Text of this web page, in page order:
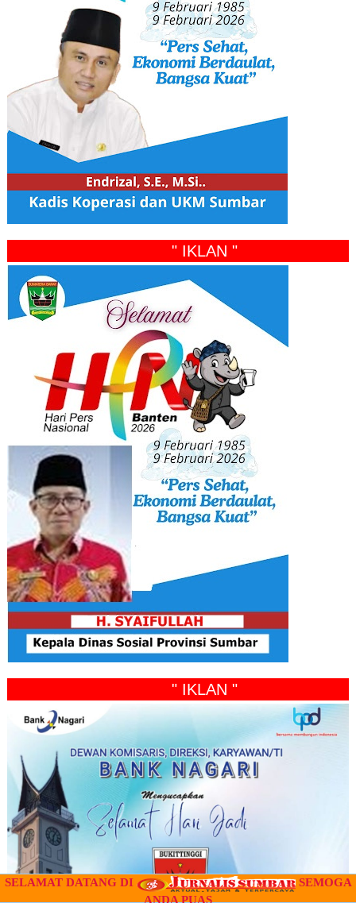
" IKLAN "
" IKLAN "
SELAMAT DATANG DI
SEMOGA
ANDA PUAS